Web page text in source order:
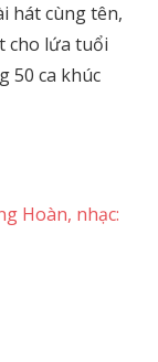
hát cùng tên,
cho lứa tuổi
50 ca khúc
Hoàn, nhạc: